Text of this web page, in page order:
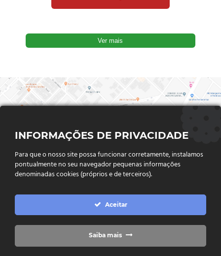
Ver mais
FALE CONOSCO
Endereço:Rua Said Abdalla, Nº 310, Jardim Rio Claro. CEP
75802-035, Jataí - GO
(64) 3632 - 2070
INFORMAÇÕES DE PRIVACIDADE
Para que o nosso site possa funcionar corretamente, instalamos
pontualmente no seu navegador pequenas informações
denominadas cookies (próprios e de terceiros).
Aceitar
Saiba mais